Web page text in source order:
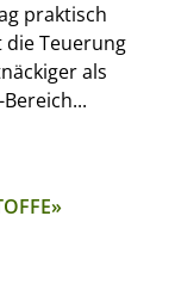
praktisch
Teuerung
als